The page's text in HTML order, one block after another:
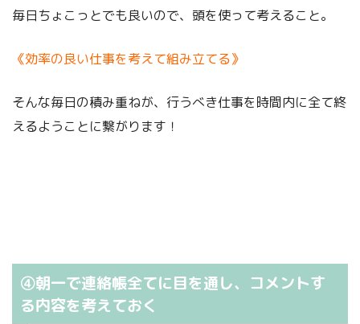
毎日ちょこっとでも良いので、頭を使って考えること。
《効率の良い仕事を考えて組み立てる》
そんな毎日の積み重ねが、行うべき仕事を時間内に全て終
えるようことに繋がります！
④朝一で連絡帳全てに目を通し、コメントす
る内容を考えておく